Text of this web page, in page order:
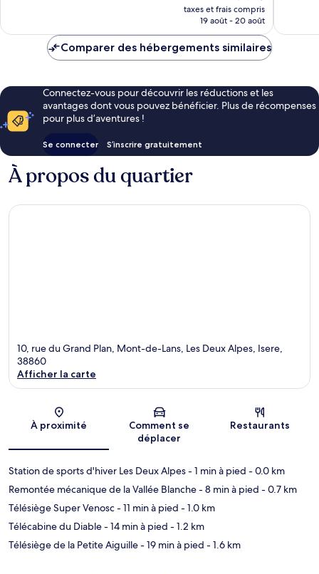
nouveau
prix
de
taxes et frais compris
19 août - 20 août
Comparer des hébergements similaires
Connectez-vous pour découvrir les réductions et les
avantages dont vous pouvez bénéficier. Plus de récompenses
pour plus d’aventures !
Se connecter S’inscrire gratuitement
À propos du quartier
10, rue du Grand Plan, Mont-de-Lans, Les Deux Alpes, Isere,
38860
Afficher la carte
À proximité
Comment se
déplacer
Restaurants
Station de sports d'hiver Les Deux Alpes- 1 min à pied - 0.0 km
Remontée mécanique de la Vallée Blanche- 8 min à pied - 0.7 km
Télésiège Super Venosc- 11 min à pied - 1.0 km
Télécabine du Diable- 14 min à pied - 1.2 km
Télésiège de la Petite Aiguille- 19 min à pied - 1.6 km